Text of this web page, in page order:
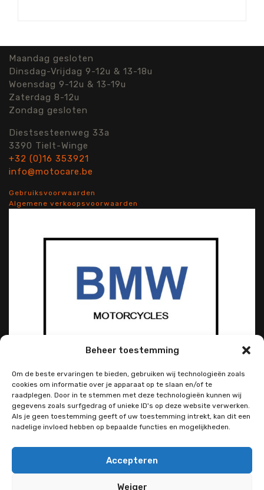
Beheer toestemming
Om de beste ervaringen te bieden, gebruiken wij technologieën zoals
cookies om informatie over je apparaat op te slaan en/of te
raadplegen. Door in te stemmen met deze technologieën kunnen wij
gegevens zoals surfgedrag of unieke ID's op deze website verwerken.
Als je geen toestemming geeft of uw toestemming intrekt, kan dit een
nadelige invloed hebben op bepaalde functies en mogelijkheden.
Accepteren
Weiger
Maandag gesloten
Dinsdag-Vrijdag 9-12u & 13-18u
Woensdag 9-12u & 13-19u
Zaterdag 8-12u
Zondag gesloten
Diestsesteenweg 33a
3390 Tielt-Winge
+32 (0)16 353921
info@motocare.be
Gebruiksvoorwaarden
Algemene verkoopsvoorwaarden